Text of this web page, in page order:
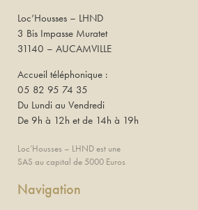
Loc’Housses – LHND
3 Bis Impasse Muratet
31140 – AUCAMVILLE
Accueil téléphonique :
05 82 95 74 35
Du Lundi au Vendredi
De 9h à 12h et de 14h à 19h
Loc’Housses – LHND est une
SAS au capital de 5000 Euros
Navigation